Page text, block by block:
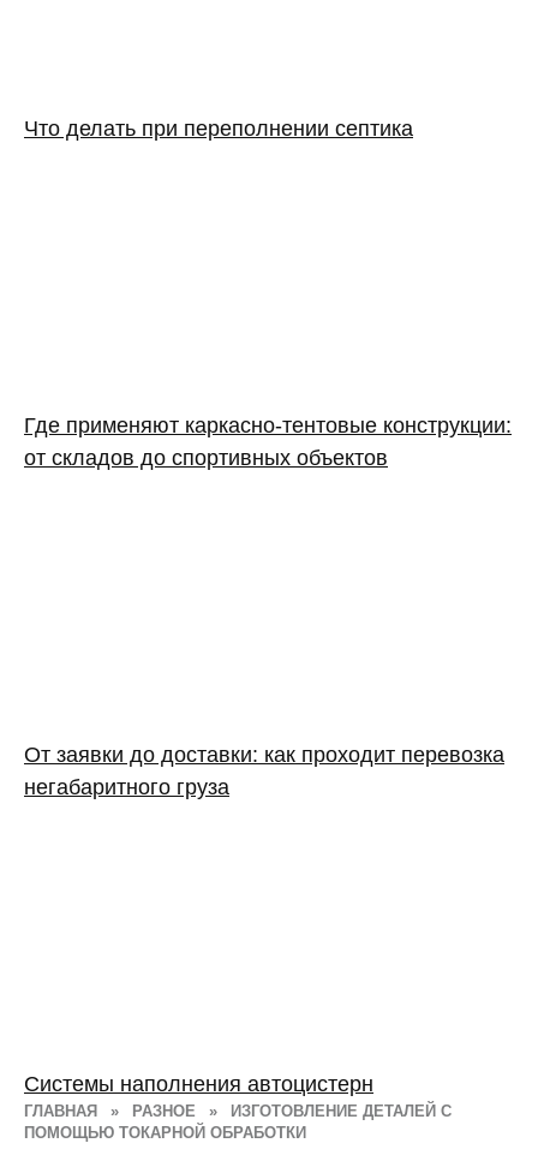
ГЛАВНАЯ » РАЗНОЕ »
ИЗГОТОВЛЕНИЕ ДЕТАЛЕЙ С
ПОМОЩЬЮ ТОКАРНОЙ ОБРАБОТКИ
Что делать при переполнении септика
Где применяют каркасно‑тентовые конструкции:
от складов до спортивных объектов
От заявки до доставки: как проходит перевозка
негабаритного груза
Системы наполнения автоцистерн